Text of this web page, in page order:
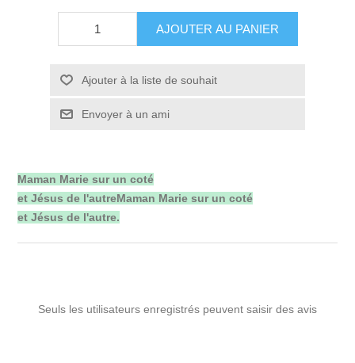
AJOUTER AU PANIER
Ajouter à la liste de souhait
Envoyer à un ami
Maman Marie sur un coté
et Jésus de l'autreMaman Marie sur un coté
et Jésus de l'autre.
Seuls les utilisateurs enregistrés peuvent saisir des avis